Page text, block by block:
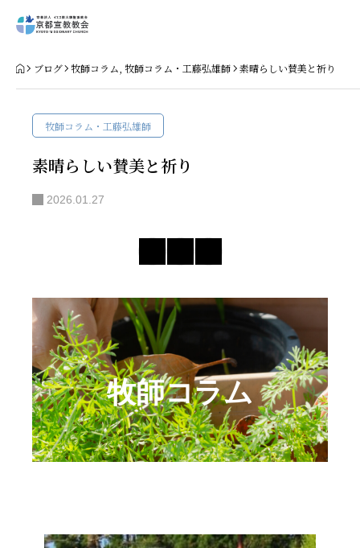
Home
お知らせ・ミッションダイアリー
礼拝ビデオ NPO活動
ブログ 牧師コラム 牧師コラム・工藤弘雄師 素晴らしい賛美と祈り
牧師コラム・工藤弘雄師
素晴らしい賛美と祈り
2026.01.27
牧師コラム